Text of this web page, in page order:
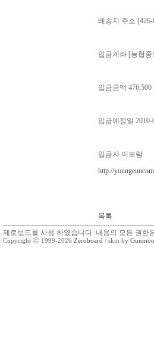
배송지 주소
입금계좌 [농협중
입금금액 476,500
입금예정일 2010-
입금자 이보람
http://
목록
제로보드를 사용 하였습니다. 내용의 모든 권한
Copyright ⓒ 1999-2026 Zeroboard / skin by Gunmoo